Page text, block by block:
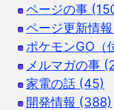
ページの事
ページ更新情
ポケモンGO（
メルマガの事
家電の話 (45)
開発情報 (388)